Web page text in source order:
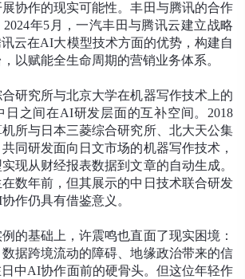
协作的现实可能性。丰田与腾讯的合作
年5月，一汽丰田与腾讯云建立战略
云在AI大模型技术方面的优势，构建自
以赋能全生命周期的营销业务体系。
研究所与北京大学在机器写作技术上的
日之间在AI研发层面的互补空间。2018
所与日本三菱综合研究所、北大天公集
同研发面向日文市场的机器写作技术，
现从财经报表数据到文章的自动生成。
数年前，但其展示的中日技术联合研发
作仍具有借鉴意义。
的基础上，许震鸣也直面了现实困境：
据跨境流动的障碍、地缘政治带来的信
中AI协作面前的硬骨头。但这位年轻作